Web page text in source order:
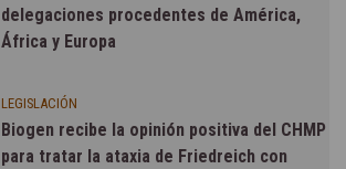
delegaciones procedentes de América,
África y Europa
LEGISLACIÓN
Biogen recibe la opinión positiva del CHMP
para tratar la ataxia de Friedreich con